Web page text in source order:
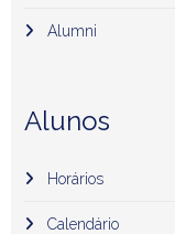
Alumni
Alunos
Horários
Calendário